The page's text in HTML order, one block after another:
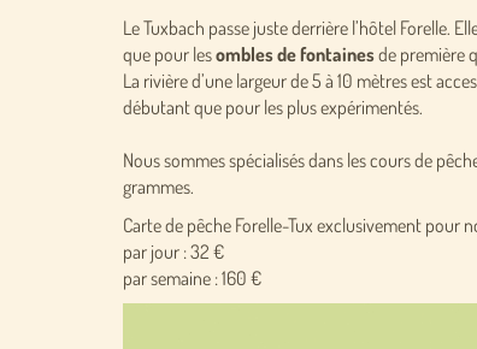
Le Tuxbach passe juste derrière l’hôtel Forelle.
que pour lesombles de fontainesde première
La rivière d’une largeur de 5 à 10 mètres est
débutant que pour les plus expérimentés.
Nous sommes spécialisés dans les cours de
grammes.
Carte de pêche Forelle-Tux exclusivement pour
par jour : 32 €
par semaine : 160 €